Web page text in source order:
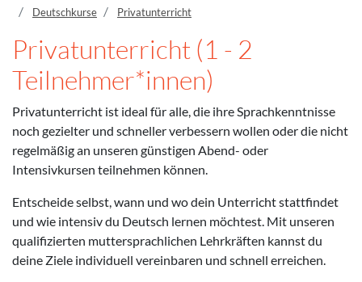
Deutschkurse
Privatunterricht
Privatunterricht (1 - 2
Teilnehmer*innen)
Privatunterricht ist ideal für alle, die ihre Sprachkenntnisse
noch gezielter und schneller verbessern wollen oder die nicht
regelmäßig an unseren günstigen Abend- oder
Intensivkursen teilnehmen können.
Entscheide selbst, wann und wo dein Unterricht stattfindet
und wie intensiv du Deutsch lernen möchtest. Mit unseren
qualifizierten muttersprachlichen Lehrkräften kannst du
deine Ziele individuell vereinbaren und schnell erreichen.